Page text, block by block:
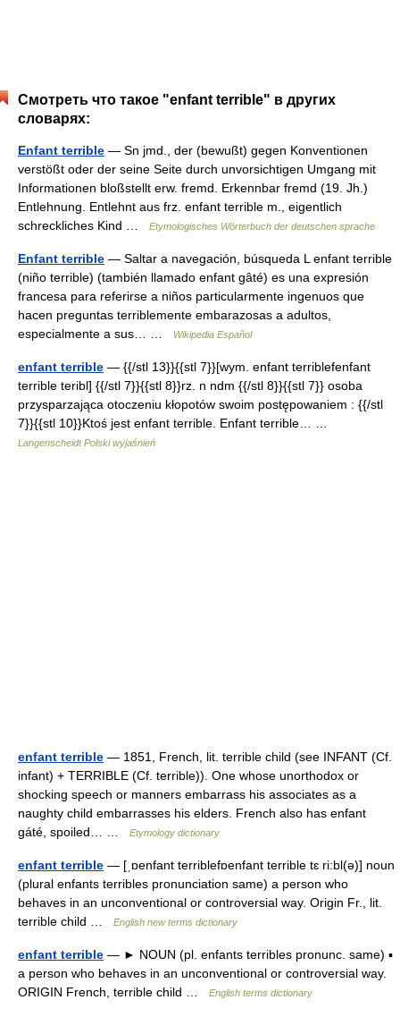
Смотреть что такое "enfant terrible" в других
словарях:
Enfant terrible — Sn jmd., der (bewußt) gegen Konventionen
verstößt oder der seine Seite durch unvorsichtigen Umgang mit
Informationen bloßstellt erw. fremd. Erkennbar fremd (19. Jh.)
Entlehnung. Entlehnt aus frz. enfant terrible m., eigentlich
schreckliches Kind …
Etymologisches Wörterbuch der deutschen sprache
Enfant terrible — Saltar a navegación, búsqueda L enfant terrible
(niño terrible) (también llamado enfant gâté) es una expresión
francesa para referirse a niños particularmente ingenuos que
hacen preguntas terriblemente embarazosas a adultos,
especialmente a sus… …
Wikipedia Español
enfant terrible — {{/stl 13}}{{stl 7}}[wym. enfant terriblefenfant
terrible teribl] {{/stl 7}}{{stl 8}}rz. n ndm {{/stl 8}}{{stl 7}} osoba
przysparzająca otoczeniu kłopotów swoim postępowaniem : {{/stl
7}}{{stl 10}}Ktoś jest enfant terrible. Enfant terrible… …
Langenscheidt Polski wyjaśnień
enfant terrible — 1851, French, lit. terrible child (see INFANT (Cf.
infant) + TERRIBLE (Cf. terrible)). One whose unorthodox or
shocking speech or manners embarrass his associates as a
naughty child embarrasses his elders. French also has enfant
gáté, spoiled… …
Etymology dictionary
enfant terrible — [ˌɒenfant terriblefɒenfant terrible tɛ ri:bl(ə)] noun
(plural enfants terribles pronunciation same) a person who
behaves in an unconventional or controversial way. Origin Fr., lit.
terrible child …
English new terms dictionary
enfant terrible — ► NOUN (pl. enfants terribles pronunc. same) ▪
a person who behaves in an unconventional or controversial way.
ORIGIN French, terrible child …
English terms dictionary